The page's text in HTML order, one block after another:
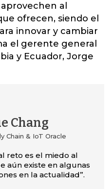
al
ofrecen, siendo el
innovar y cambiar
el gerente general
y Ecuador, Jorge
Chang
Chain & IoT Oracle
reto es el miedo al
aún existe en algunas
en la actualidad”.